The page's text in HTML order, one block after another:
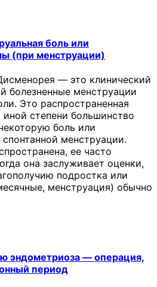
боль или
(при менструации)
— это клинический
болезненные менструации
Это распространенная
степени большинство
боль или
менструации.
ее часто
она заслуживает оценки,
подростка или
менструация) обычно
эндометриоза — операция,
период